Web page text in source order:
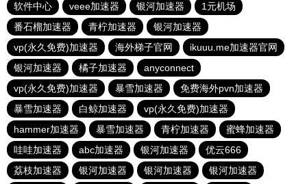
软件中心
veee加速器 银河加速器
1元机场
番石榴加速器
青柠加速器
银河加速器
vp(永久免费)加速器
海外梯子官网
ikuuu.me加速器官网
银河加速器
橘子加速器
anyconnect
vp(永久免费)加速器
暴雪加速器
免费海外pvn加速器
暴雪加速器
白鲸加速器
vp(永久免费)加速器
hammer加速器
暴雪加速器 青柠加速器
蜜蜂加速器
哇哇加速器
abc加速器 银河加速器
优云666
荔枝加速器
银河加速器 银河加速器 银河加速器